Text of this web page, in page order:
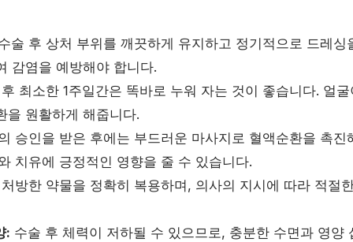
술 후 상처 부위를 깨끗하게 유지하고 정기적으로 드레싱
감염을 예방해야 합니다.
최소한 1주일간은 똑바로 누워 자는 것이 좋습니다. 얼
을 원활하게 해줍니다.
승인을 받은 후에는 부드러운 마사지로 혈액순환을 촉진
치유에 긍정적인 영향을 줄 수 있습니다.
방한 약물을 정확히 복용하며, 의사의 지시에 따라 적절
: 수술 후 체력이 저하될 수 있으므로, 충분한 수면과 영양